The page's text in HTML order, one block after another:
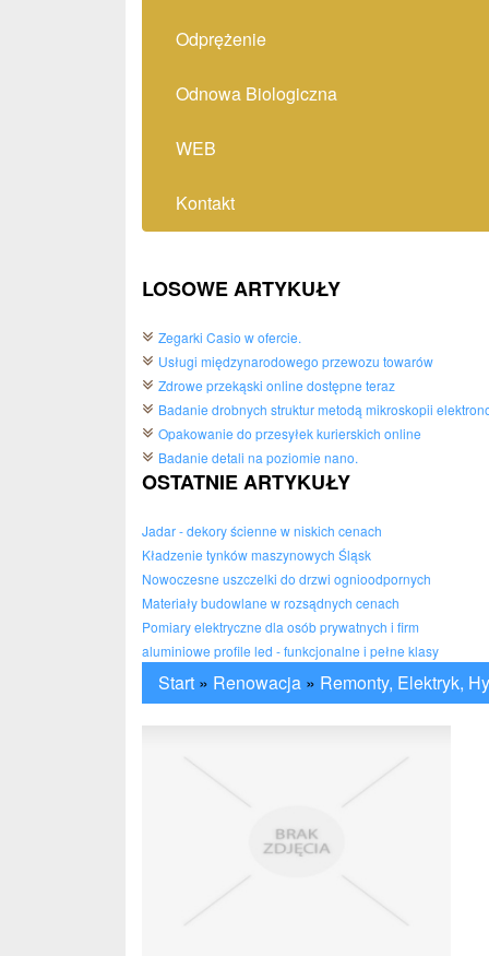
Odprężenie
Odnowa Biologiczna
WEB
Kontakt
LOSOWE ARTYKUŁY
Zegarki Casio w ofercie.
Usługi międzynarodowego przewozu towarów
Zdrowe przekąski online dostępne teraz
Badanie drobnych struktur metodą mikroskopii
Opakowanie do przesyłek kurierskich online
Badanie detali na poziomie nano.
OSTATNIE ARTYKUŁY
Jadar - dekory ścienne w niskich cenach
Kładzenie tynków maszynowych Śląsk
Nowoczesne uszczelki do drzwi ognioodpornych
Materiały budowlane w rozsądnych cenach
Pomiary elektryczne dla osób prywatnych i firm
aluminiowe profile led - funkcjonalne i pełne klasy
Start » Renowacja » Remonty, Elektryk,